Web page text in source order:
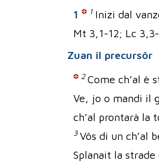
1 1 Inizi dal
Mt 3,1-12; Lc
Zuan il precursôr
2 Come ch’al è
Ve, jo o mandi il
ch’al prontarà la
3 Vôs di un ch’al
Splanait la strade